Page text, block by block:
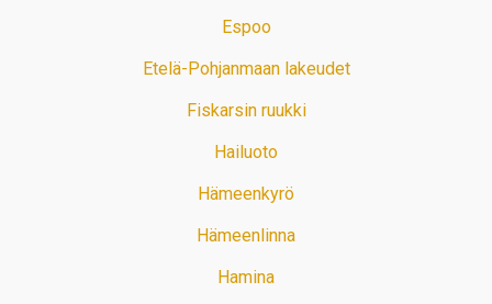
Espoo
Etelä-Pohjanmaan lakeudet
Fiskarsin ruukki
Hailuoto
Hämeenkyrö
Hämeenlinna
Hamina